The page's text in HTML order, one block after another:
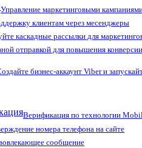
Управление маркетинговыми
клиентам через месенджеры
каскадные рассылки для
отправкой для повышения конверсии
бизнес-аккаунт Viber и
Верификация по технологии
номера телефона на сайте
сообщение